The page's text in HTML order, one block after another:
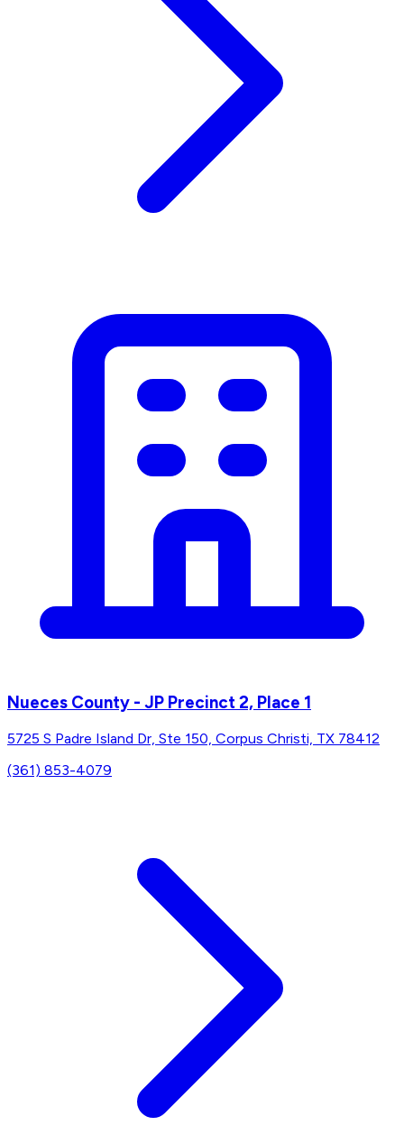
Nueces County - JP Precinct 2, Place 1
5725 S Padre Island Dr, Ste 150, Corpus Christi, TX 78412
(361) 853-4079